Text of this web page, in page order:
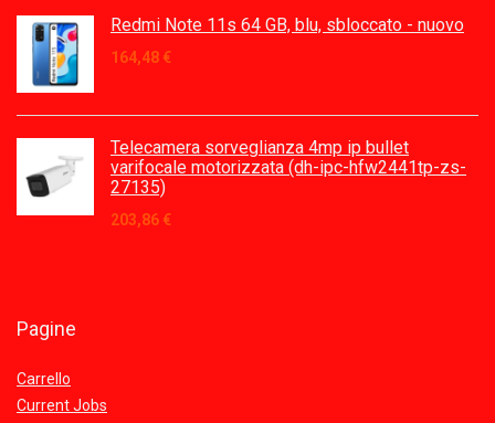
Redmi Note 11s 64 GB, blu, sbloccato - nuovo
164,48 €
Telecamera sorveglianza 4mp ip bullet
varifocale motorizzata (dh-ipc-hfw2441tp-zs-
27135)
203,86 €
Pagine
Carrello
Current Jobs